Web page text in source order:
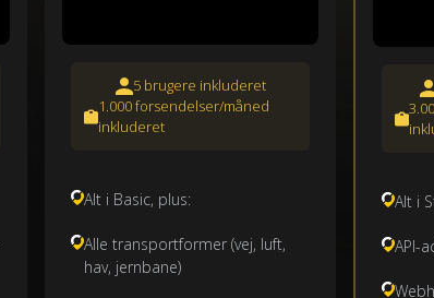
5 brugere inkluderet
1.000 forsendelser/måned
inkluderet
Alt i Basic, plus:
Alle transportformer (vej, luft,
hav, jernbane)
Alt i
API-